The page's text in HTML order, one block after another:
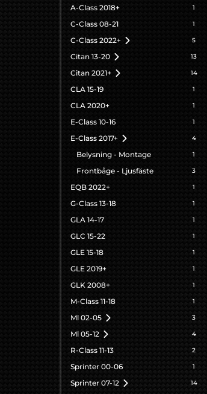
A-Class 2018+ 1
C-Class 08-21 1
C-Class 2022+ 5
Citan 13-20 13
Citan 2021+ 14
CLA 15-19 1
CLA 2020+ 1
E-Class 10-16 1
E-Class 2017+ 4
Belysning - Montage 1
Frontbåge - Ljusfäste 3
EQB 2022+ 1
G-Class 13-18 1
GLA 14-17 1
GLC 15-22 1
GLE 15-18 1
GLE 2019+ 1
GLK 2008+ 1
M-Class 11-18 1
Ml 02-05 3
Ml 05-12 4
R-Class 11-13 2
Sprinter 00-06 1
Sprinter 07-12 14